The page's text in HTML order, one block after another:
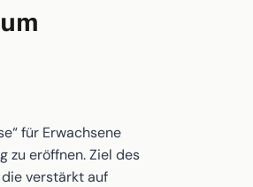
für Erwachsene
zu eröffnen. Ziel des
verstärkt auf